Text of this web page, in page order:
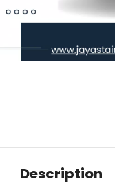
Description